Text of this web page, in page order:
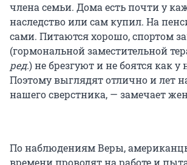
члена семьи. Дома есть почти у
наследство или сам купил. На
сами. Питаются хорошо, спортом
(гормональной заместительной
ред.) не брезгуют и не боятся как у
Поэтому выглядят отлично и лет
нашего сверстника, — замечает
По наблюдениям Веры,